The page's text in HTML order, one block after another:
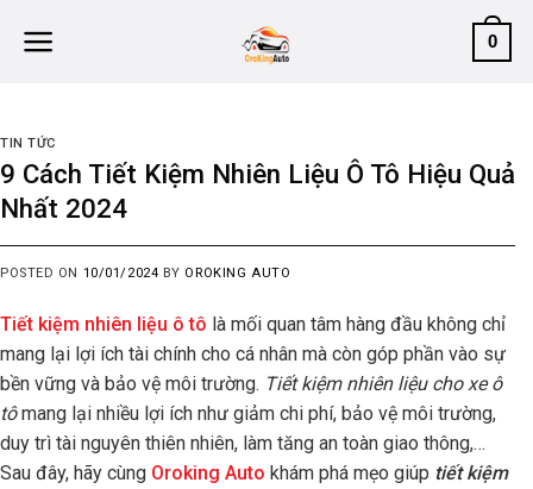
0
TIN TỨC
9 Cách Tiết Kiệm Nhiên Liệu Ô Tô Hiệu Quả
Nhất 2024
POSTED ON 10/01/2024 BY OROKING AUTO
Tiết kiệm nhiên liệu ô tô là mối quan tâm hàng đầu không chỉ
mang lại lợi ích tài chính cho cá nhân mà còn góp phần vào sự
bền vững và bảo vệ môi trường. Tiết kiệm nhiên liệu cho xe ô
tômang lại nhiều lợi ích như giảm chi phí, bảo vệ môi trường,
duy trì tài nguyên thiên nhiên, làm tăng an toàn giao thông,…
Sau đây, hãy cùng Oroking Auto khám phá mẹo giúp tiết kiệm